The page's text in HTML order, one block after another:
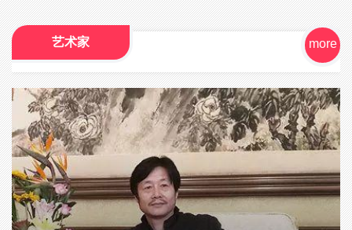
艺术家 more